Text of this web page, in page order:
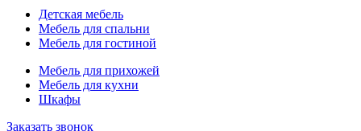
Детская мебель
Мебель для спальни
Мебель для гостиной
Мебель для прихожей
Мебель для кухни
Шкафы
Заказать звонок